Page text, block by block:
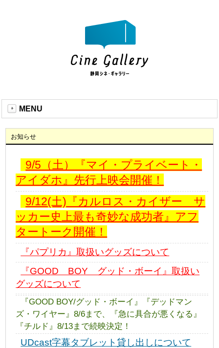
MENU
お知らせ
9/5（土）『マイ・プライベート・
アイダホ』先行上映会開催！
9/12(土)『カルロス・カイザー サ
ッカー史上最も奇妙な成功者』アフ
タートーク開催！
『パプリカ』取扱いグッズについて
『GOOD BOY グッド・ボーイ』取扱い
グッズについて
『GOOD BOY/グッド・ボーイ』『デッドマン
ズ・ワイヤー』8/6まで、『急に具合が悪くなる』
『チルド』8/13まで続映決定！
UDcast字幕タブレット貸し出しについて